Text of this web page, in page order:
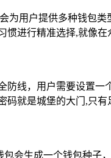
为用户提供多种钱包
惯进行精准选择,就像在
防线，用户需要设置
就是城堡的大门,只有
会生成一个钱包种子